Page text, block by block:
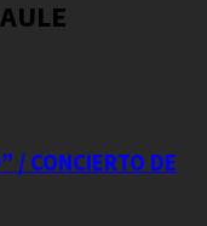
/ CONCIERTO DE